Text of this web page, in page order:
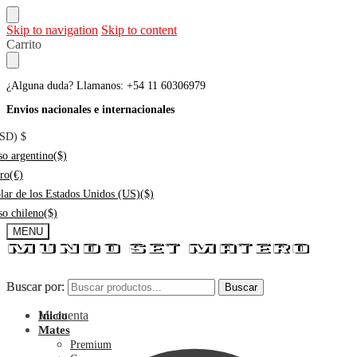
Skip to navigation Skip to content
Carrito
¿Alguna duda? Llamanos: +54 11 60306979
Envios nacionales e internacionales
$
argentino($)
(€)
de los Estados Unidos (US)($)
chileno($)
MENU
Buscar por: Buscar
Mi cuenta
Buscar por: Buscar
Inicio
Mates
Premium